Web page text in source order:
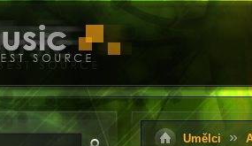
Umělci